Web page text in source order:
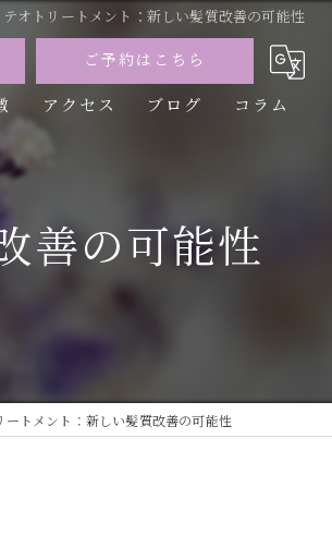
オトリートメント：新しい髪質改善の可能性
ご予約はこちら
アクセス ブログ コラム
善の可能性
トメント：新しい髪質改善の可能性